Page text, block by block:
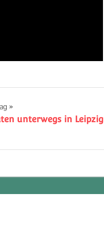
unterwegs in Leipzig